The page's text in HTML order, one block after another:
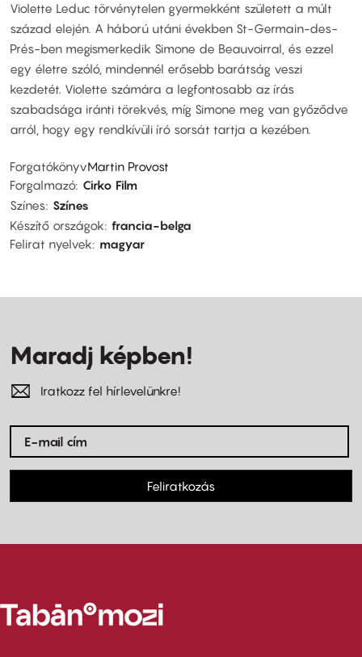
Violette Leduc törvénytelen gyermekként született a múlt
század elején. A háború utáni években St-Germain-des-
Prés-ben megismerkedik Simone de Beauvoirral, és ezzel
egy életre szóló, mindennél erősebb barátság veszi
kezdetét. Violette számára a legfontosabb az írás
szabadsága iránti törekvés, míg Simone meg van győződve
arról, hogy egy rendkívüli író sorsát tartja a kezében.
ForgatókönyvMartin Provost
Forgalmazó Cirko Film
Színes Színes
Készítő országok francia-belga
Felirat nyelvek
magyar
Maradj képben!
Iratkozz fel hírlevelünkre!
Feliratkozás